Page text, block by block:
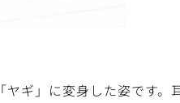
ギ」に変身した姿です。